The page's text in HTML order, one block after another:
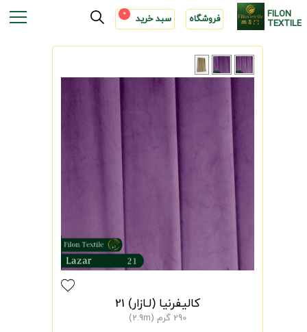
FILON
TEXTILE فروشگاه سبد خرید 0
کالیفرنیا (لـازار) 21
290 گرم (2.9m)